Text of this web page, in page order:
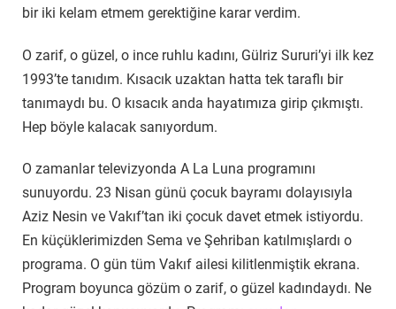
bir iki kelam etmem gerektiğine karar verdim.
O zarif, o güzel, o ince ruhlu kadını, Gülriz Sururi’yi ilk kez
1993’te tanıdım. Kısacık uzaktan hatta tek taraflı bir
tanımaydı bu. O kısacık anda hayatımıza girip çıkmıştı.
Hep böyle kalacak sanıyordum.
O zamanlar televizyonda A La Luna programını
sunuyordu. 23 Nisan günü çocuk bayramı dolayısıyla
Aziz Nesin ve Vakıf’tan iki çocuk davet etmek istiyordu.
En küçüklerimizden Sema ve Şehriban katılmışlardı o
programa. O gün tüm Vakıf ailesi kilitlenmiştik ekrana.
Program boyunca gözüm o zarif, o güzel kadındaydı. Ne